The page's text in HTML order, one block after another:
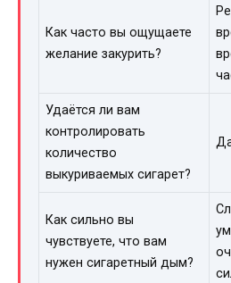
Как часто вы ощущаете
желание закурить?
Удаётся ли вам
контролировать
количество
выкуриваемых сигарет?
Как сильно вы
чувствуете, что вам
нужен сигаретный дым?